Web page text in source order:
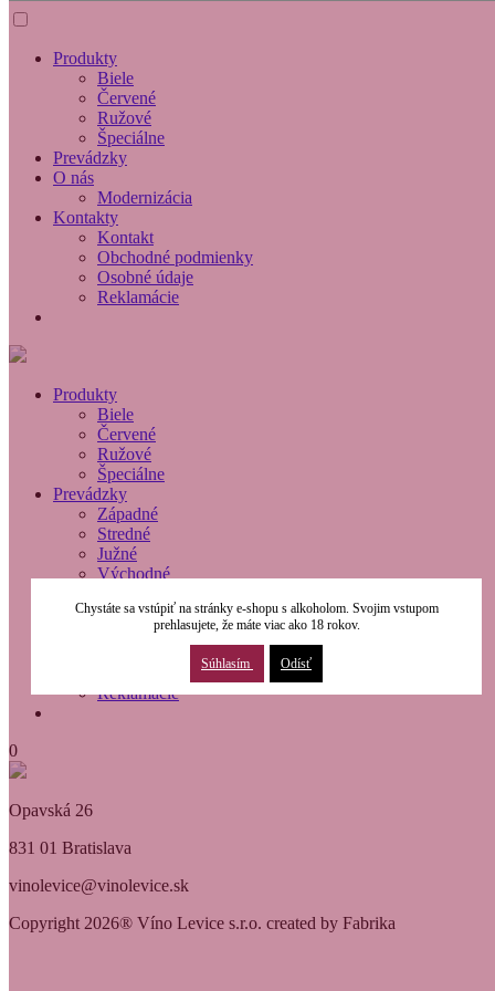
Produkty
Biele
Červené
Ružové
Špeciálne
Prevádzky
O nás
Modernizácia
Kontakty
Kontakt
Obchodné podmienky
Osobné údaje
Reklamácie
Produkty
Biele
Červené
Ružové
Špeciálne
Prevádzky
Západné
Stredné
Južné
Východné
Modernizácia
Reklamácie
0
Opavská 26
831 01 Bratislava
vinolevice@vinolevice.sk
Copyright 2026® Víno Levice s.r.o. created by Fabrika
Chystáte sa vstúpiť na stránky e-shopu s alkoholom. Svojim vstupom
prehlasujete, že máte viac ako 18 rokov.
Súhlasím Odísť